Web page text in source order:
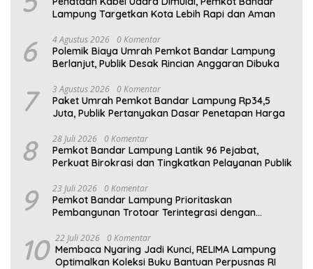
Lampung Targetkan Kota Lebih Rapi dan Aman
6 4 Agustus 2026 0 Komentar
Polemik Biaya Umrah Pemkot Bandar Lampung
Berlanjut, Publik Desak Rincian Anggaran Dibuka
7 3 Agustus 2026 0 Komentar
Paket Umrah Pemkot Bandar Lampung Rp34,5
Juta, Publik Pertanyakan Dasar Penetapan Harga
8 28 Juli 2026 0 Komentar
Pemkot Bandar Lampung Lantik 96 Pejabat,
Perkuat Birokrasi dan Tingkatkan Pelayanan Publik
9 23 Juli 2026 0 Komentar
Pemkot Bandar Lampung Prioritaskan
Pembangunan Trotoar Terintegrasi dengan
10 22 Juli 2026 0 Komentar
Membaca Nyaring Jadi Kunci, RELIMA Lampung
Optimalkan Koleksi Buku Bantuan Perpusnas RI